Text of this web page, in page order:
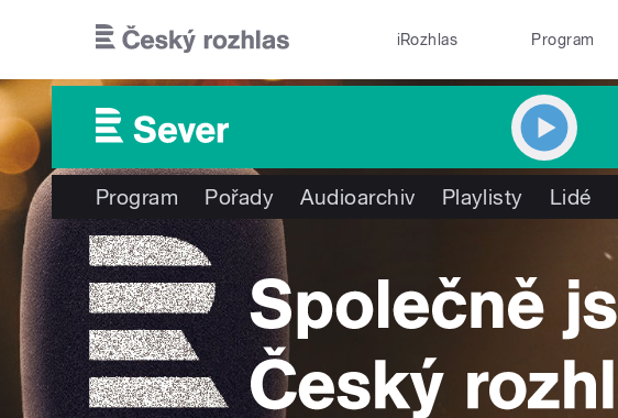
iRozhlas Program
Program Pořady Audioarchiv Playlisty Lidé